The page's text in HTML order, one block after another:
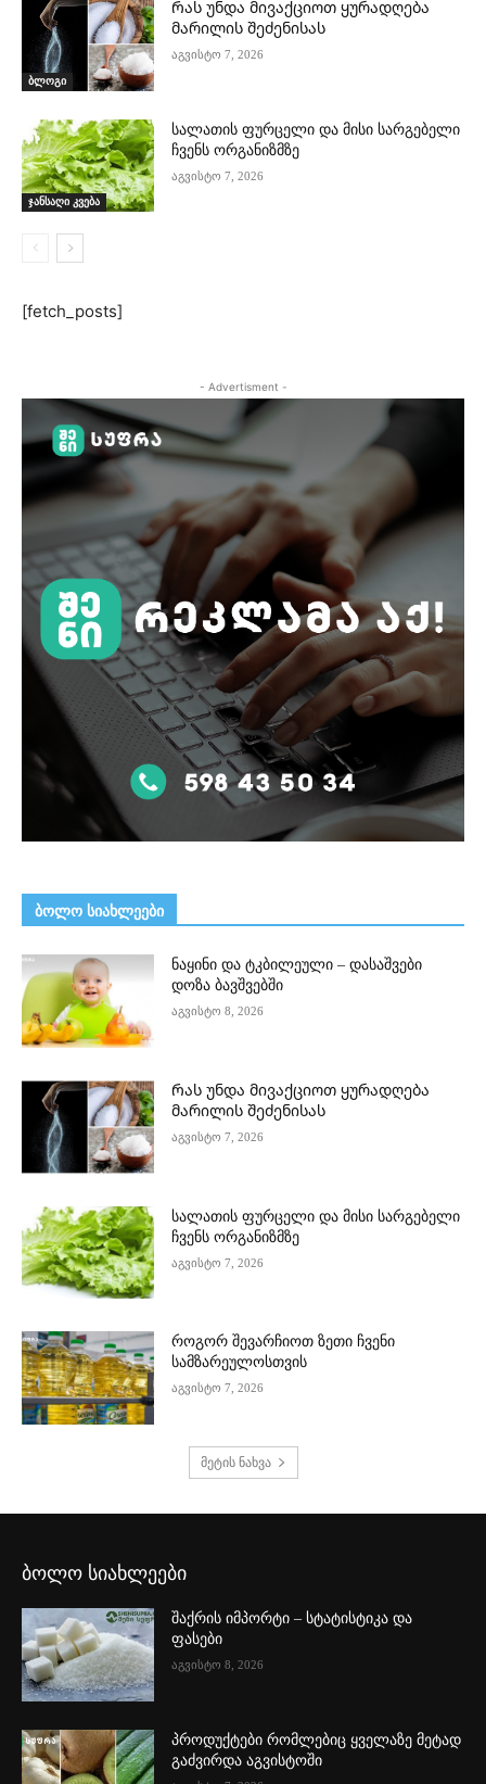
ბლოგი
Რას უნდა მივაქციოთ ყურადღება
მარილის შეძენისას
აგვისტო 7, 2026
ჯანსაღი კვება
სალათის ფურცელი და მისი სარგებელი
ჩვენს ორგანიზმზე
აგვისტო 7, 2026
[fetch_posts]
- Advertisment -
ᲑᲝᲚᲝ ᲡᲘᲐᲮᲚᲔᲔᲑᲘ
ნაყინი და ტკბილეული – დასაშვები
დოზა ბავშვებში
აგვისტო 8, 2026
Რას უნდა მივაქციოთ ყურადღება
მარილის შეძენისას
აგვისტო 7, 2026
სალათის ფურცელი და მისი სარგებელი
ჩვენს ორგანიზმზე
აგვისტო 7, 2026
როგორ შევარჩიოთ ზეთი ჩვენი
სამზარეულოსთვის
აგვისტო 7, 2026
მეტის ნახვა
ბოლო სიახლეები
შაქრის იმპორტი – სტატისტიკა და
ფასები
აგვისტო 8, 2026
პროდუქტები რომლებიც ყველაზე მეტად
გაძვირდა აგვისტოში